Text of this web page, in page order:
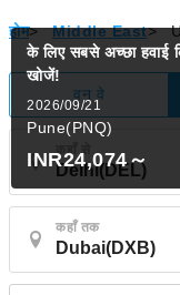
होम> Middle East>
वन वे
कहाँ से
कहाँ तक
के लिए सबसे अच्छा
खोजें!
2026/09/21
Pune(PNQ)
INR24,074～